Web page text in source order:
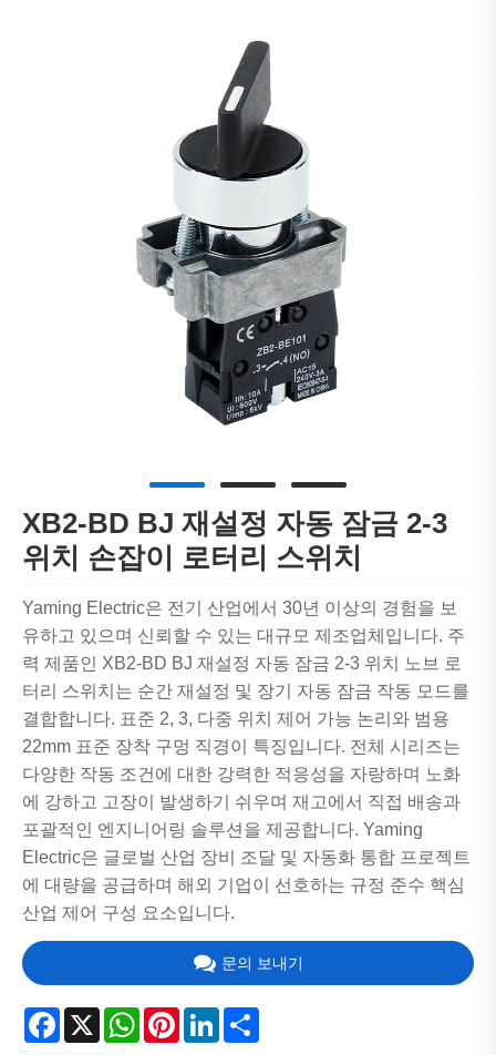
XB2-BD BJ 재설정 자동 잠금 2-3
위치 손잡이 로터리 스위치
Yaming Electric은 전기 산업에서 30년 이상의 경험을 보
유하고 있으며 신뢰할 수 있는 대규모 제조업체입니다. 주
력 제품인 XB2-BD BJ 재설정 자동 잠금 2-3 위치 노브 로
터리 스위치는 순간 재설정 및 장기 자동 잠금 작동 모드를
결합합니다. 표준 2, 3, 다중 위치 제어 가능 논리와 범용
22mm 표준 장착 구멍 직경이 특징입니다. 전체 시리즈는
다양한 작동 조건에 대한 강력한 적응성을 자랑하며 노화
에 강하고 고장이 발생하기 쉬우며 재고에서 직접 배송과
포괄적인 엔지니어링 솔루션을 제공합니다. Yaming
Electric은 글로벌 산업 장비 조달 및 자동화 통합 프로젝트
에 대량을 공급하며 해외 기업이 선호하는 규정 준수 핵심
산업 제어 구성 요소입니다.
문의 보내기
Facebook
X WhatsApp
PinterestLinkedIn